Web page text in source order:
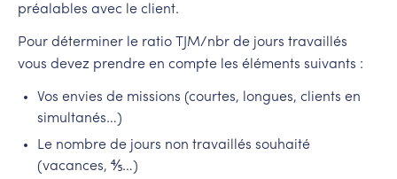
préalables avec le client.
Pour déterminer le ratio TJM/nbr de jours travaillés
vous devez prendre en compte les éléments suivants :
Vos envies de missions (courtes, longues, clients en
simultanés…)
Le nombre de jours non travaillés souhaité
(vacances, ⅘…)